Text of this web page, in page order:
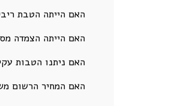
האם הייתה הטבת
האם הייתה הצמדה
האם ניתנו הטבות
האם המחיר הרשום